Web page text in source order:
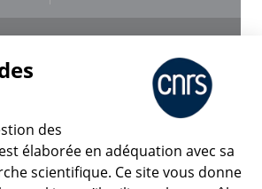
CNRS Le Mag
des
élaborée en adéquation avec sa
scientifique. Ce site vous donne